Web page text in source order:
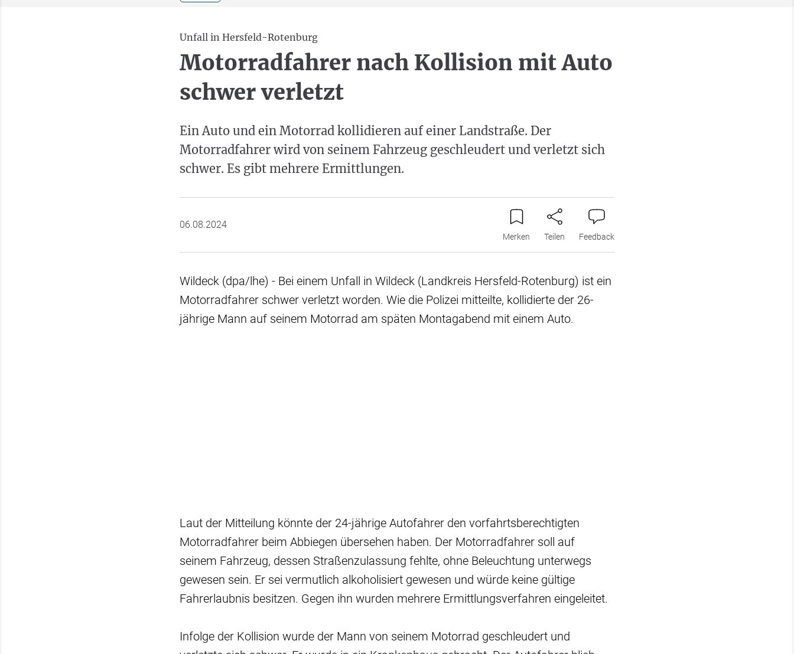
Unfall in Hersfeld-Rotenburg
Motorradfahrer nach Kollision mit Auto
schwer verletzt
Ein Auto und ein Motorrad kollidieren auf einer Landstraße. Der
Motorradfahrer wird von seinem Fahrzeug geschleudert und verletzt sich
schwer. Es gibt mehrere Ermittlungen.
06.08.2024
Merken Teilen Feedback
Wildeck (dpa/lhe) - Bei einem Unfall in Wildeck (Landkreis Hersfeld-Rotenburg) ist ein
Motorradfahrer schwer verletzt worden. Wie die Polizei mitteilte, kollidierte der 26-
jährige Mann auf seinem Motorrad am späten Montagabend mit einem Auto.
Laut der Mitteilung könnte der 24-jährige Autofahrer den vorfahrtsberechtigten
Motorradfahrer beim Abbiegen übersehen haben. Der Motorradfahrer soll auf
seinem Fahrzeug, dessen Straßenzulassung fehlte, ohne Beleuchtung unterwegs
gewesen sein. Er sei vermutlich alkoholisiert gewesen und würde keine gültige
Fahrerlaubnis besitzen. Gegen ihn wurden mehrere Ermittlungsverfahren eingeleitet.
Infolge der Kollision wurde der Mann von seinem Motorrad geschleudert und